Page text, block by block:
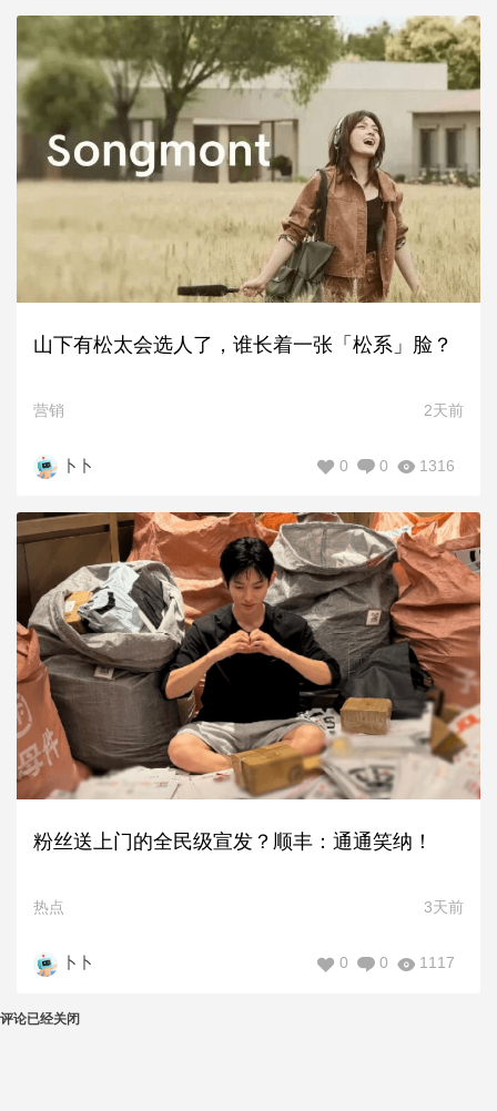
山下有松太会选人了，谁长着一张「松系」脸？
营销 2天前
卜卜 1316
0
0
粉丝送上门的全民级宣发？顺丰：通通笑纳！
热点 3天前
卜卜 1117
0
0
评论已经关闭